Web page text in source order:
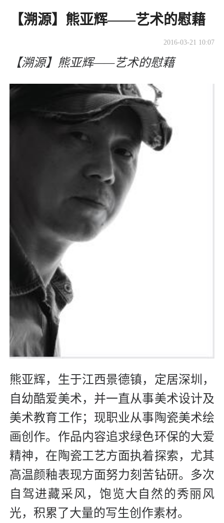
【溯源】熊亚辉——艺术的慰藉
2016-03-21 10:07
【溯源】熊亚辉——艺术的慰藉
熊亚辉，生于江西景德镇，定居深圳，
自幼酷爱美术，并一直从事美术设计及
美术教育工作；现职业从事陶瓷美术绘
画创作。作品内容追求绿色环保的大爱
精神，在陶瓷工艺方面执着探索，尤其
高温颜釉表现方面努力刻苦钻研。多次
自驾进藏采风，饱览大自然的秀丽风
光，积累了大量的写生创作素材。